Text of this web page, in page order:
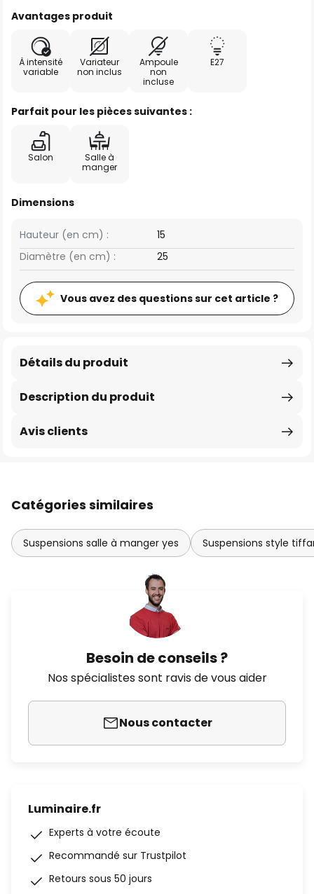
Avantages produit
À intensité
variable
Variateur
non inclus
Ampoule
non
incluse
E27
Parfait pour les pièces suivantes :
Salon
Salle à
manger
Dimensions
Hauteur (en cm) :
15
Diamètre (en cm) :
25
Vous avez des questions sur cet article ?
Description du produit
Détails du produit
Avis clients
Catégories similaires
Suspensions salle à manger yes Suspensions style
Besoin de conseils ?
Nos spécialistes sont ravis de vous aider
Nous contacter
Luminaire.fr
Experts à votre écoute
Recommandé sur Trustpilot
Retours sous 50 jours